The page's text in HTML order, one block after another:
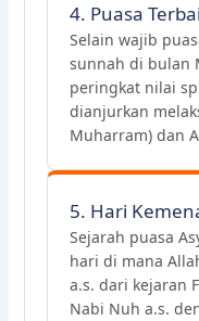
4. Puasa
Selain wajib
sunnah di bulan
peringkat nilai
dianjurkan
Muharram) dan
5. Hari
Sejarah puasa
hari di mana
a.s. dari kejaran
Nabi Nuh a.s.